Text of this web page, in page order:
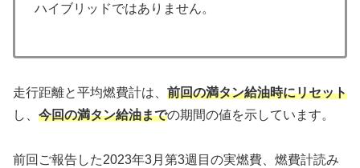
ハイブリッドではありません。
走行距離と平均燃費計は、 前回の満タン給油時にリセット
し、 今回の満タン給油までの期間の値を示しています。
前回ご報告した2023年3月第3週目の実燃費、燃費計読み